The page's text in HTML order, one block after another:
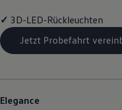
✓ 3D-LED-Rückleuchten
Jetzt Probefahrt
Elegance